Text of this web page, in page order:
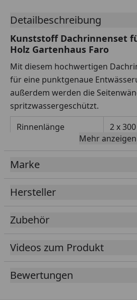
Detailbeschreibung
Kunststoff Dachrinnenset
Holz Gartenhaus Faro
Mit diesem hochwertigen
für eine punktgenaue
außerdem werden die
spritzwassergeschützt.
Rinnenlänge
2 x
cm)
2 x
2 x
Rinnenbreite
68 mm
Material
Mehr anzeigen
Marke
Hersteller
Zubehör
Videos zum Produkt
Bewertungen